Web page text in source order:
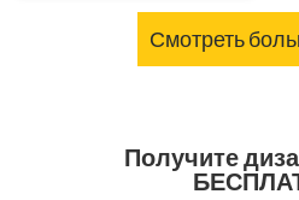
Смотреть
Получите